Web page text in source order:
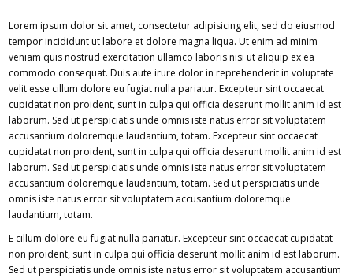
Lorem ipsum dolor sit amet, consectetur adipisicing elit, sed do eiusmod
tempor incididunt ut labore et dolore magna liqua. Ut enim ad minim
veniam quis nostrud exercitation ullamco laboris nisi ut aliquip ex ea
commodo consequat. Duis aute irure dolor in reprehenderit in voluptate
velit esse cillum dolore eu fugiat nulla pariatur. Excepteur sint occaecat
cupidatat non proident, sunt in culpa qui officia deserunt mollit anim id est
laborum. Sed ut perspiciatis unde omnis iste natus error sit voluptatem
accusantium doloremque laudantium, totam. Excepteur sint occaecat
cupidatat non proident, sunt in culpa qui officia deserunt mollit anim id est
laborum. Sed ut perspiciatis unde omnis iste natus error sit voluptatem
accusantium doloremque laudantium, totam. Sed ut perspiciatis unde
omnis iste natus error sit voluptatem accusantium doloremque
laudantium, totam.
E cillum dolore eu fugiat nulla pariatur. Excepteur sint occaecat cupidatat
non proident, sunt in culpa qui officia deserunt mollit anim id est laborum.
Sed ut perspiciatis unde omnis iste natus error sit voluptatem accusantium